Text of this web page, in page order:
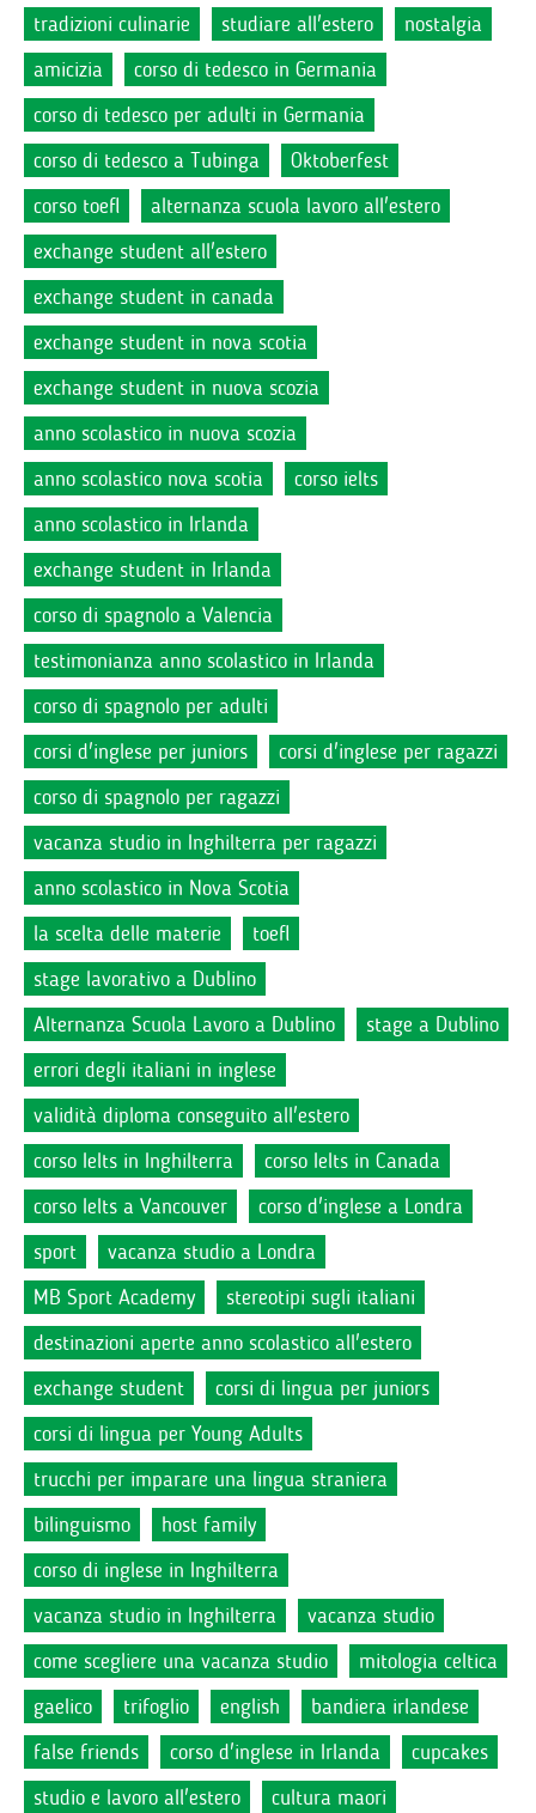
tradizioni culinarie studiare all'estero
nostalgia
amicizia
corso di tedesco in Germania
corso di tedesco per adulti in Germania
corso di tedesco a Tubinga
Oktoberfest
corso toefl
alternanza scuola lavoro all'estero
exchange student all'estero
exchange student in canada
exchange student in nova scotia
exchange student in nuova scozia
anno scolastico in nuova scozia
anno scolastico nova scotia
corso ielts
anno scolastico in Irlanda
exchange student in Irlanda
corso di spagnolo a Valencia
testimonianza anno scolastico in Irlanda
corso di spagnolo per adulti
corsi d'inglese per juniors
corsi d'inglese per ragazzi
corso di spagnolo per ragazzi
vacanza studio in Inghilterra per ragazzi
anno scolastico in Nova Scotia
la scelta delle materie
toefl
stage lavorativo a Dublino
Alternanza Scuola Lavoro a Dublino
stage a Dublino
errori degli italiani in inglese
validità diploma conseguito all'estero
corso Ielts in Inghilterra
corso Ielts in Canada
corso Ielts a Vancouver
corso d'inglese a Londra
sport
vacanza studio a Londra
MB Sport Academy
stereotipi sugli italiani
destinazioni aperte anno scolastico all'estero
exchange student
corsi di lingua per juniors
corsi di lingua per Young Adults
trucchi per imparare una lingua straniera
bilinguismo
host family
corso di inglese in Inghilterra
vacanza studio in Inghilterra
vacanza studio
come scegliere una vacanza studio
mitologia celtica
gaelico
trifoglio english
bandiera irlandese
false friends
corso d'inglese in Irlanda
cupcakes
studio e lavoro all'estero
cultura maori